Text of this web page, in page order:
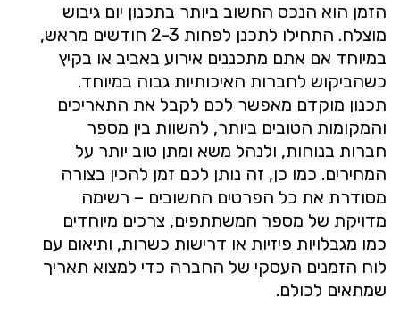
הזמן הוא הנכס החשוב ביותר בתכנון יום גיבוש
מוצלח. התחילו לתכנן לפחות 2-3 חודשים מראש,
במיוחד אם אתם מתכננים אירוע באביב או בקיץ
כשהביקוש לחברות האיכותיות גבוה במיוחד.
תכנון מוקדם מאפשר לכם לקבל את התאריכים
והמקומות הטובים ביותר, להשוות בין מספר
חברות בנוחות, ולנהל משא ומתן טוב יותר על
המחירים. כמו כן, זה נותן לכם זמן להכין בצורה
מסודרת את כל הפרטים החשובים – רשימה
מדויקת של מספר המשתתפים, צרכים מיוחדים
כמו מגבלויות פיזיות או דרישות כשרות, ותיאום עם
לוח הזמנים העסקי של החברה כדי למצוא תאריך
שמתאים לכולם.